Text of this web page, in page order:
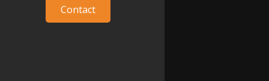
Contact